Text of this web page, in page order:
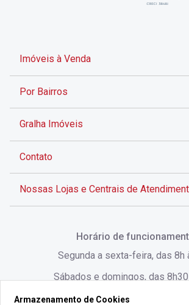
Imóveis à Venda
Por Bairros
Gralha Imóveis
Contato
Nossas Lojas e Centrais de
Horário de
Segunda a sexta-feira, das 8h
Sábados e domingos, das
Armazenamento de Cookies